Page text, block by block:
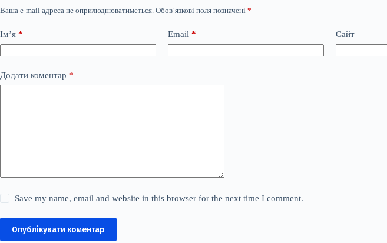
Ваша e-mail адреса не оприлюднюватиметься. Обов’язкові поля позначені *
Ім’я * Email * Сайт
Додати коментар *
Save my name, email and website in this browser for the next time I comment.
Опублікувати коментар